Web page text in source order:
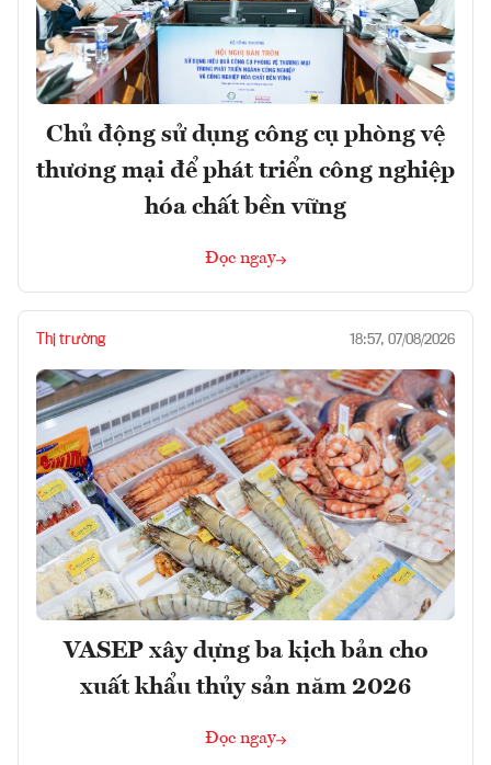
Chủ động sử dụng công cụ phòng vệ
thương mại để phát triển công nghiệp
hóa chất bền vững
Đọc ngay
Thị trường 18:57, 07/08/2026
VASEP xây dựng ba kịch bản cho
xuất khẩu thủy sản năm 2026
Đọc ngay